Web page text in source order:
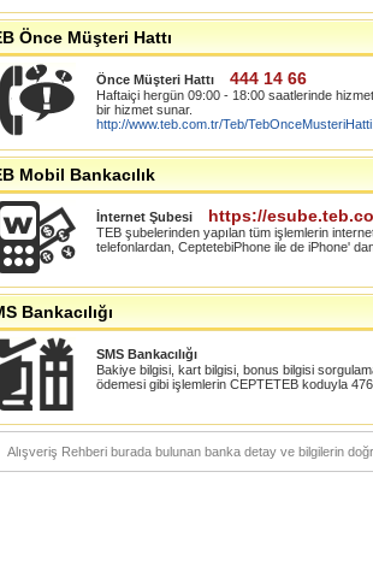
Önce Müşteri Hattı
Önce Müşteri Hattı 444 14 66
Haftaiçi hergün 09:00 - 18:00 saatlerinde
bir hizmet sunar.
http://www.teb.com.tr/Teb/
Mobil Bankacılık
İnternet Şubesi https://
TEB şubelerinden yapılan tüm işlemlerin
telefonlardan, CeptetebiPhone ile de iPhone'
Bankacılığı
SMS Bankacılığı
Bakiye bilgisi, kart bilgisi, bonus bilgisi
ödemesi gibi işlemlerin CEPTETEB koduyla
Alışveriş Rehberi burada bulunan banka detay ve bilgilerin